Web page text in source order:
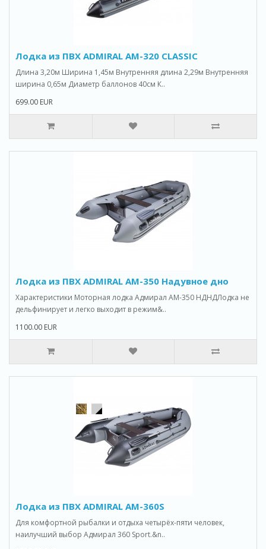
Лодка из ПВХ ADMIRAL AM-320 CLASSIC
Длина 3,20м Ширина 1,45м Внутренняя длина 2,29м Внутренняя
ширина 0,65м Диаметр баллонов 40cм К..
699.00 EUR
Лодка из ПВХ ADMIRAL AM-350 Надувное дно
Характеристики Моторная лодка Адмирал АМ-350 НДНДЛодка не
дельфинирует и легко выходит в режим&..
1100.00 EUR
Лодка из ПВХ ADMIRAL AM-360S
Для комфортной рыбалки и отдыха четырёх-пяти человек,
наилучший выбор Адмирал 360 Sport.&n..